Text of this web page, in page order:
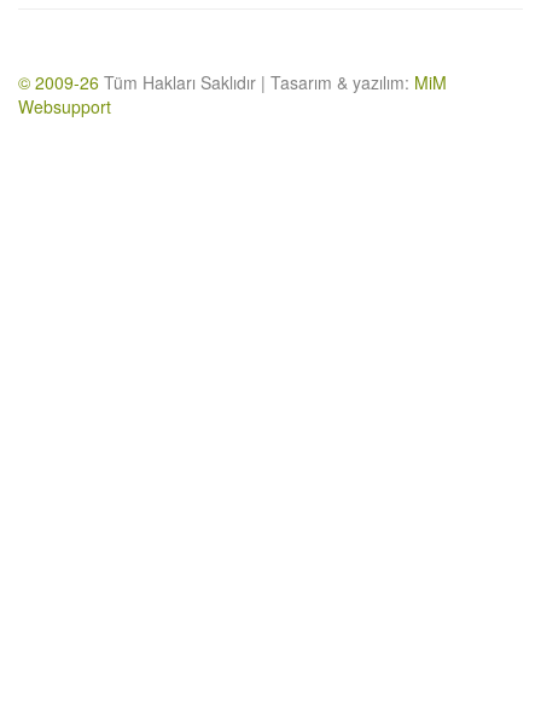
© 2009-26 Tüm Hakları Saklıdır | Tasarım & yazılım: MiM
Websupport